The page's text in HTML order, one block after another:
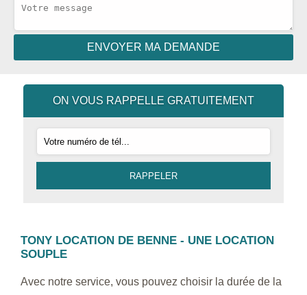
ON VOUS RAPPELLE GRATUITEMENT
TONY LOCATION DE BENNE - UNE LOCATION
SOUPLE
Avec notre service, vous pouvez choisir la durée de la